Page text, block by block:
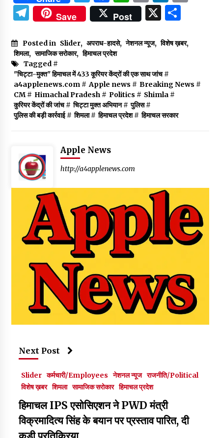
Telegram
Save Post X
Posted in Slider, अपराध-हादसे, नेशनल न्यूज, विशेष ख़बर,
शिमला, सामाजिक सरोकार, हिमाचल प्रदेश
Tagged #
"चिट्टा-मुक्त" हिमाचल में 433 कूरियर केंद्रों की एक साथ जांच#
a4applenews.com# Apple news # Breaking News #
CM# Himachal Pradesh# Politics # Shimla#
कुरियर केंद्रों की जांच# चिट्टा मुक्त अभियान# पुलिस#
पुलिस की बड़ी कार्रवाई# शिमला# हिमाचल प्रदेश# हिमाचल सरकार
Apple News
http://a4applenews.com
Next Post
Slider कर्मचारी/Employees नेशनल न्यूज राजनीति/Political
विशेष ख़बर शिमला सामाजिक सरोकार हिमाचल प्रदेश
हिमाचल IPS एसोसिएशन ने PWD मंत्री
विक्रमादित्य सिंह के बयान पर प्रस्ताव पारित, दी